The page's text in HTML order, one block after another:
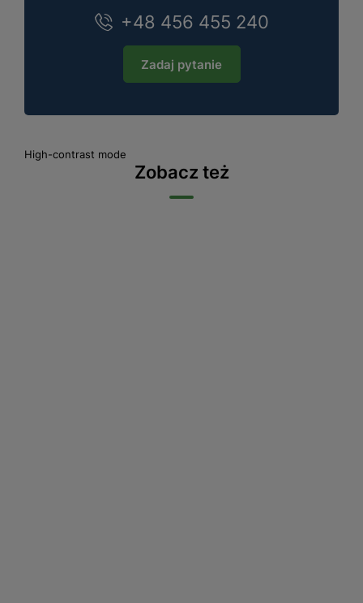
+48 456 455 240
Zadaj pytanie
High-contrast mode
Zobacz też